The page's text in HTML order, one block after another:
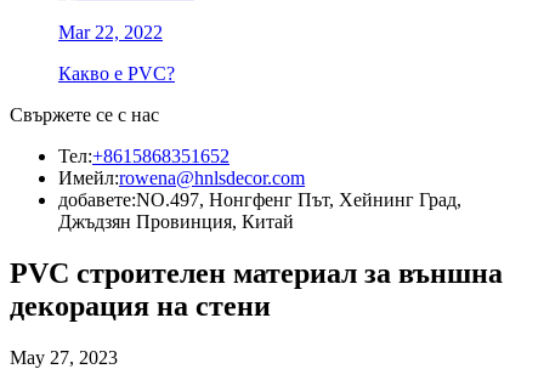
Mar 22, 2022
Какво е PVC?
Свържете се с нас
Тел:+8615868351652
Имейл:rowena@hnlsdecor.com
добавете:NO.497, Нонгфенг Път, Хейнинг Град,
Джъдзян Провинция, Китай
PVC строителен материал за външна
декорация на стени
May 27, 2023